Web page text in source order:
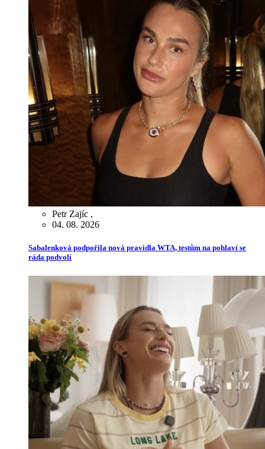
Petr Zajíc ,
04. 08. 2026
Sabalenková podpořila nová pravidla WTA, testům na pohlaví se
ráda podvolí